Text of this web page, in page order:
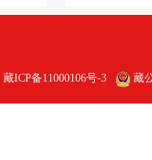
藏ICP备11000106号-3 藏